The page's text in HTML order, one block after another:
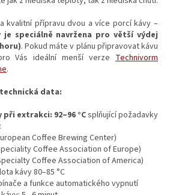
kvalitní přípravu dvou a více porcí kávy –
je speciálně navržena pro větší výdej
. Pokud máte v plánu připravovat kávu
Vás ideální menší verze Technivorm
.
data:
extrakci: 92–96 °Csplňující požadavky
Coffee Brewing Center)
Coffee Association of Europe)
Coffee Association of America)
kávy 80–85 °C
a funkce automatického vypnutí